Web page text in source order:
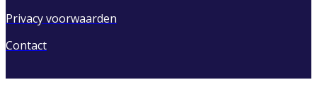
Privacy voorwaarden
Contact